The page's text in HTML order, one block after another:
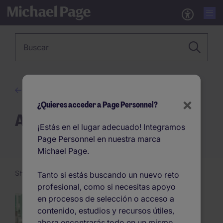
Atraer y retener talento
Showing 1 -24of 68 articles
La importancia del
crecimiento horizontal
Pagination
×
¿Quieres acceder a Page Personnel?
¡Estás en el lugar adecuado! Integramos
Page Personnel en nuestra marca
Michael Page.
Tanto si estás buscando un nuevo reto
profesional, como si necesitas apoyo
en procesos de selección o acceso a
contenido, estudios y recursos útiles,